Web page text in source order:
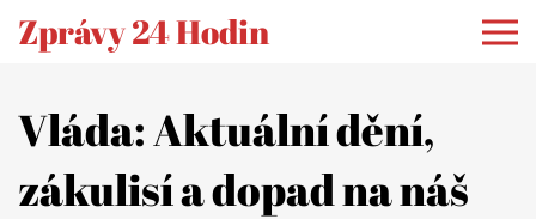
Zprávy 24 Hodin
Vláda: Aktuální dění,
zákulisí a dopad na náš